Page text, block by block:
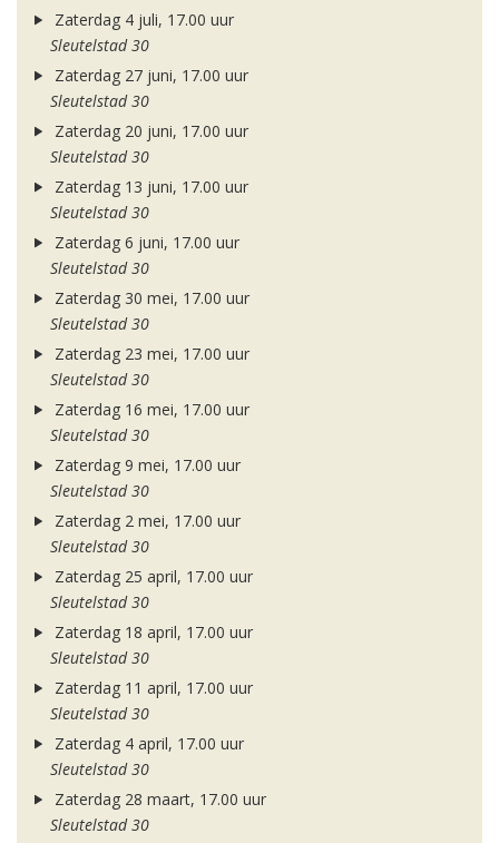
Zaterdag 4 juli, 17.00 uur
Sleutelstad 30
Zaterdag 27 juni, 17.00 uur
Sleutelstad 30
Zaterdag 20 juni, 17.00 uur
Sleutelstad 30
Zaterdag 13 juni, 17.00 uur
Sleutelstad 30
Zaterdag 6 juni, 17.00 uur
Sleutelstad 30
Zaterdag 30 mei, 17.00 uur
Sleutelstad 30
Zaterdag 23 mei, 17.00 uur
Sleutelstad 30
Zaterdag 16 mei, 17.00 uur
Sleutelstad 30
Zaterdag 9 mei, 17.00 uur
Sleutelstad 30
Zaterdag 2 mei, 17.00 uur
Sleutelstad 30
Zaterdag 25 april, 17.00 uur
Sleutelstad 30
Zaterdag 18 april, 17.00 uur
Sleutelstad 30
Zaterdag 11 april, 17.00 uur
Sleutelstad 30
Zaterdag 4 april, 17.00 uur
Sleutelstad 30
Zaterdag 28 maart, 17.00 uur
Sleutelstad 30